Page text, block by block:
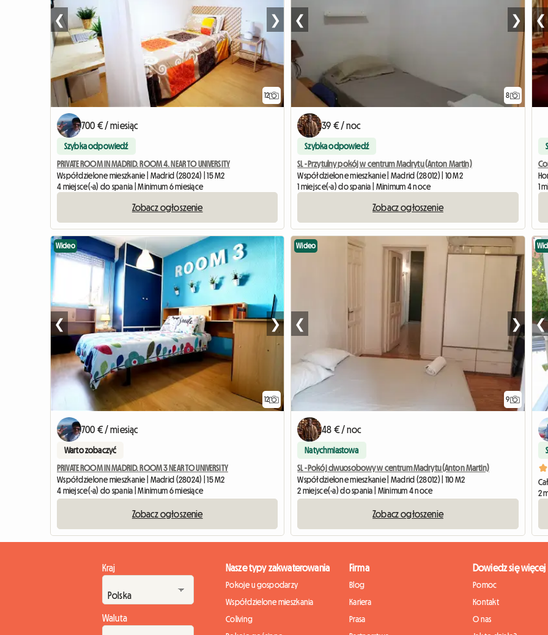
12
❮ ❯
700 € / miesiąc
Szybka odpowiedź
PRIVATE ROOM IN MADRID. ROOM 4. NEAR TO UNIVERSITY
Współdzielone mieszkanie | Madrid (28024) | 15 M2
4 miejsce(-a) do spania | Minimum 6 miesiące
Zobacz ogłoszenie
8
❮ ❯
39 € / noc
Szybka odpowiedź
SL - Przytulny pokój w centrum Madrytu (Anton Martin)
Współdzielone mieszkanie | Madrid (28012) | 10 M2
1 miejsce(-a) do spania | Minimum 4 noce
Zobacz ogłoszenie
❮
1
12
Wideo
❮ ❯
700 € / miesiąc
Warto zobaczyć
PRIVATE ROOM IN MADRID. ROOM 3 NEAR TO UNIVERSITY
Współdzielone mieszkanie | Madrid (28024) | 15 M2
4 miejsce(-a) do spania | Minimum 6 miesiące
Zobacz ogłoszenie
9
Wideo
❮ ❯
48 € / noc
Natychmiastowa
SL - Pokój dwuosobowy w centrum Madrytu (Anton Martin)
Współdzielone mieszkanie | Madrid (28012) | 110 M2
2 miejsce(-a) do spania | Minimum 4 noce
Zobacz ogłoszenie
❮
2
Kraj
Waluta
Nasze typy zakwaterowania
Pokoje u gospodarzy
Współdzielone mieszkania
Coliving
Firma
Blog
Kariera
Prasa
Dowiedz się więcej
Pomoc
Kontakt
O nas